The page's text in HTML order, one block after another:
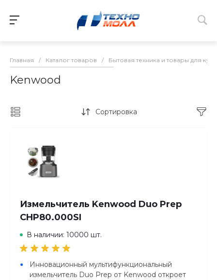
Главная / Каталог товаров / Бытовая техника и товары для
Kenwood
Сортировка
Измельчитель Kenwood Duo Prep
CHP80.000SI
В наличии: 10000 шт.
Инновационный мультифункциональный
измельчитель Duo Prep от Kenwood откроет